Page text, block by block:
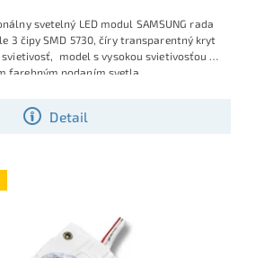
Detail
svetelný LED modul SAMSUNG rada
3 čipy SMD 5730, číry transparentný kryt
model s vysokou svietivosťou a s
farebným podaním svetla.